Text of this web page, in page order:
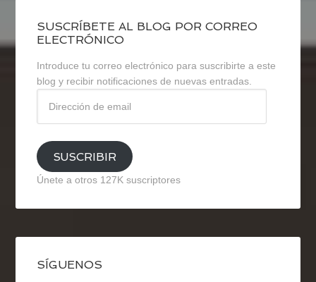
SUSCRÍBETE AL BLOG POR CORREO
ELECTRÓNICO
Introduce tu correo electrónico para suscribirte a este
blog y recibir notificaciones de nuevas entradas.
email
SUSCRIBIR
Únete a otros 127K suscriptores
SÍGUENOS